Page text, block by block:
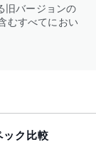
旧バージョンの
むすべてにおい
ック比較